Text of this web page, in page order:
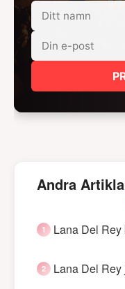
Andra
Lana Del
Lana Del